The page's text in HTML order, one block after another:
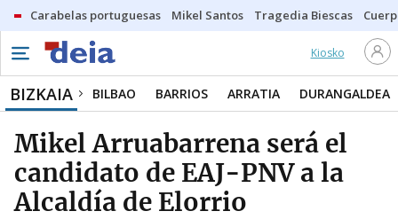
Carabelas portuguesas Mikel Santos Tragedia Biescas
Kiosko
BIZKAIA BILBAO BARRIOS ARRATIA DURANGALDEA
Mikel Arruabarrena será el
candidato de EAJ-PNV a la
Alcaldía de Elorrio